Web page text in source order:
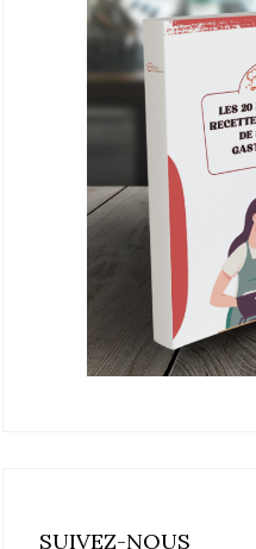
SUIVEZ-NOUS